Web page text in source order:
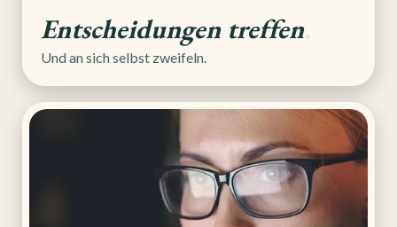
Entscheidungen treffen.
Und an sich selbst zweifeln.